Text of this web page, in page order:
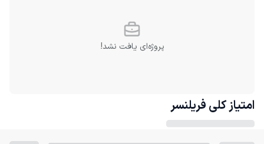
پروژه‌ای یافت نشد!
امتیاز کلی فریلنسر